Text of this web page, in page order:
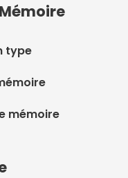
type
mémoire